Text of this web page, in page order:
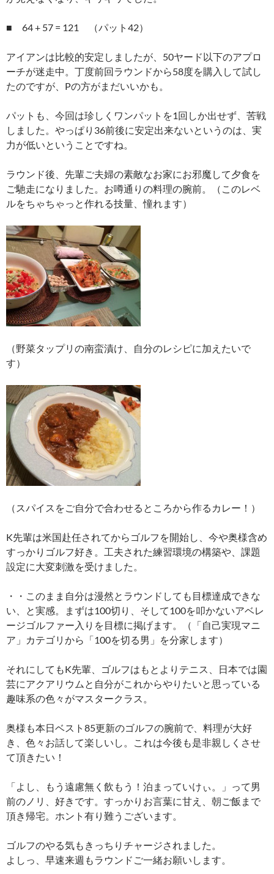
■ 64 + 57 = 121 （パット42）
アイアンは比較的安定しましたが、50ヤード以下のアプロ
ーチが迷走中。 丁度前回ラウンドから58度を購入して試し
たのですが、Pの方がまだいいかも。
パットも、今回は珍しくワンパットを1回しか出せず、苦戦
しました。やっぱり36前後に安定出来ないというのは、実
力が低いということですね。
ラウンド後、先輩ご夫婦の素敵なお家にお邪魔して夕食を
ご馳走になりました。お噂通りの料理の腕前。（このレベ
ルをちゃちゃっと作れる技量、憧れます）
（野菜タップリの南蛮漬け、自分のレシピに加えたいで
す）
（スパイスをご自分で合わせるところから作るカレー！）
K先輩は米国赴任されてからゴルフを開始し、今や奥様含め
すっかりゴルフ好き。工夫された練習環境の構築や、課題
設定に大変刺激を受けました。
・・このまま自分は漫然とラウンドしても目標達成できな
い、と実感。まずは100切り、そして100を叩かないアベレ
ージゴルファー入りを目標に掲げます。（「自己実現マニ
ア」カテゴリから「100を切る男」を分家します）
それにしてもK先輩、ゴルフはもとよりテニス、日本では園
芸にアクアリウムと自分がこれからやりたいと思っている
趣味系の色々がマスタークラス。
奥様も本日ベスト85更新のゴルフの腕前で、料理が大好
き、色々お話して楽しいし。これは今後も是非親しくさせ
て頂きたい！
「よし、もう遠慮無く飲もう！泊まっていけぃ。」って男
前のノリ、好きです。すっかりお言葉に甘え、朝ご飯まで
頂き帰宅。ホント有り難うございます。
ゴルフのやる気もきっちりチャージされました。
よしっ、早速来週もラウンドご一緒お願いします。